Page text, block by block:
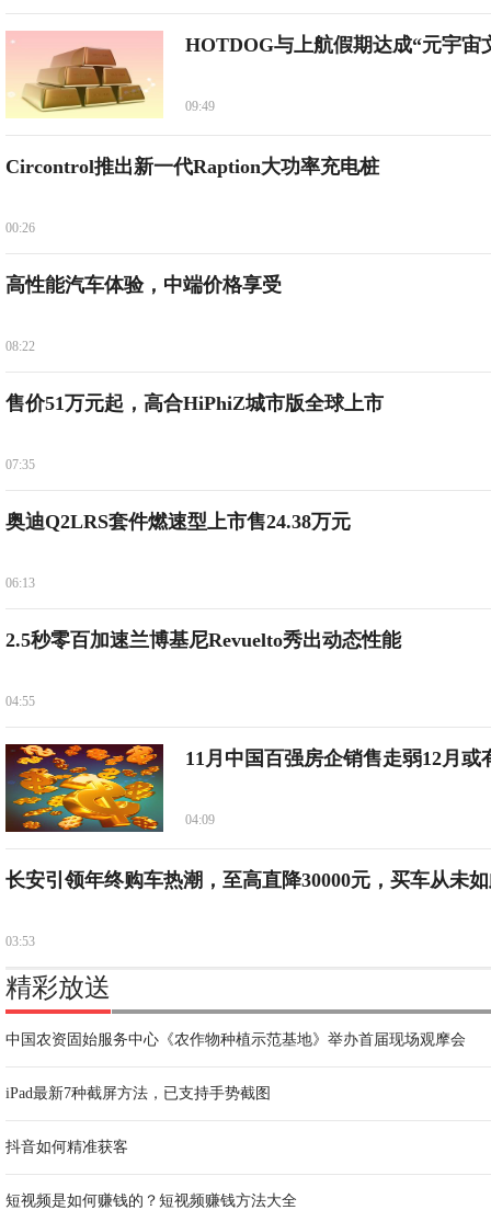
HOTDOG与上航假期达成“元宇宙
09:49
Circontrol推出新一代Raption大功率充电桩
00:26
高性能汽车体验，中端价格享受
08:22
售价51万元起，高合HiPhiZ城市版全球上市
07:35
奥迪Q2LRS套件燃速型上市售24.38万元
06:13
2.5秒零百加速兰博基尼Revuelto秀出动态性能
04:55
11月中国百强房企销售走弱12月或
04:09
长安引领年终购车热潮，至高直降30000元，买车从未
03:53
精彩放送
中国农资固始服务中心《农作物种植示范基地》举办首届现场观摩会
iPad最新7种截屏方法，已支持手势截图
抖音如何精准获客
短视频是如何赚钱的？短视频赚钱方法大全